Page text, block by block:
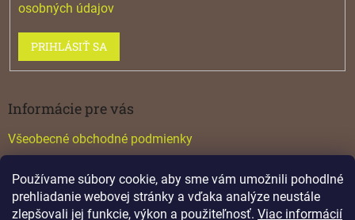
Používame súbory cookie, aby sme vám umožnili pohodlné
prehliadanie webovej stránky a vďaka analýze neustále
zlepšovali jej funkcie, výkon a použiteľnosť. Viac informácií
osobných údajov
PRIHLÁSIŤ SA
Informácie pre vás
Všeobecné obchodné podmienky
Katalógy